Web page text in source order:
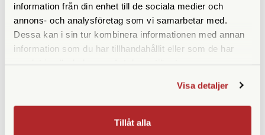
information från din enhet till de sociala medier och
annons- och analysföretag som vi samarbetar med.
Dessa kan i sin tur kombinera informationen med annan
information som du har tillhandahållit eller som de har
Visa detaljer
Tillåt alla
SPECIFIKATIONER
Totalvikt (kg) 2,85
Förstoring 17-40x